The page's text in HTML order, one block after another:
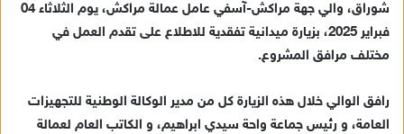
ب
ر
ي
ا
إ
شوراق، والي جهة مراكش-آسفي عامل عمالة مراكش، يوم الثلاثاء 04
فبراير 2025، بزيارة ميدانية تفقدية للاطلاع على تقدم العمل في
مختلف مرافق المشروع.
رافق الوالي خلال هذه الزيارة كل من مدير الوكالة الوطنية للتجهيزات
العامة، و رئيس جماعة واحة سيدي ابراهيم، و الكاتب العام لعمالة